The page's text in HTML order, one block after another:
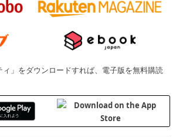
」をダウンロードすれば、電子版を無料購読